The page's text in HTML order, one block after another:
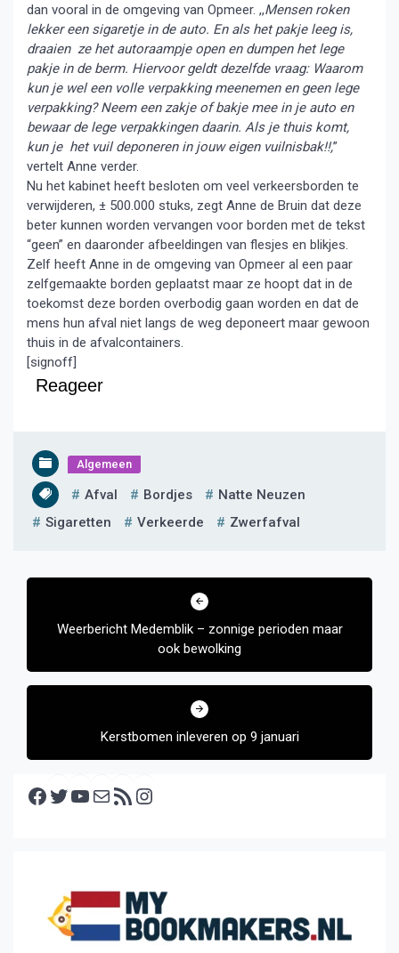
dan vooral in de omgeving van Opmeer. ,,Mensen roken
lekker een sigaretje in de auto. En als het pakje leeg is,
draaien ze het autoraampje open en dumpen het lege
pakje in de berm. Hiervoor geldt dezelfde vraag: Waarom
kun je wel een volle verpakking meenemen en geen lege
verpakking? Neem een zakje of bakje mee in je auto en
bewaar de lege verpakkingen daarin. Als je thuis komt,
kun je het vuil deponeren in jouw eigen vuilnisbak!!,”
vertelt Anne verder.
Nu het kabinet heeft besloten om veel verkeersborden te
verwijderen, ± 500.000 stuks, zegt Anne de Bruin dat deze
beter kunnen worden vervangen voor borden met de tekst
“geen” en daaronder afbeeldingen van flesjes en blikjes.
Zelf heeft Anne in de omgeving van Opmeer al een paar
zelfgemaakte borden geplaatst maar ze hoopt dat in de
toekomst deze borden overbodig gaan worden en dat de
mens hun afval niet langs de weg deponeert maar gewoon
thuis in de afvalcontainers.
[signoff]
Reageer
Algemeen
Afval Bordjes
Natte Neuzen
Sigaretten
Verkeerde Zwerfafval
Bericht
Weerbericht Medemblik – zonnige perioden maar
ook bewolking
Kerstbomen inleveren op 9 januari
Facebook Twitter YouTube E-mail RSS feed